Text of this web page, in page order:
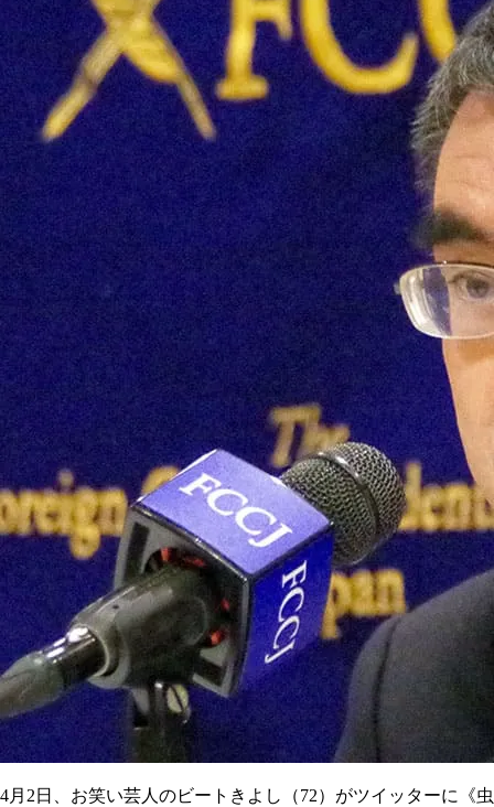
4月2日、お笑い芸人のビートきよし（72）がツイッターに《虫